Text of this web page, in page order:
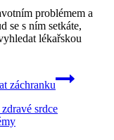
problémem a
se s ním setkáte,
lékařskou
záchranku